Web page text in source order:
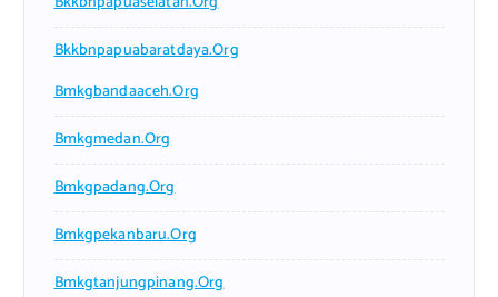
Bkkbnpapuabaratdaya.org
Bmkgbandaaceh.org
Bmkgmedan.org
Bmkgpadang.org
Bmkgpekanbaru.org
Bmkgtanjungpinang.org